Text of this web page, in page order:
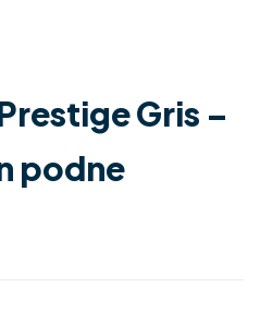
Gris –
podne